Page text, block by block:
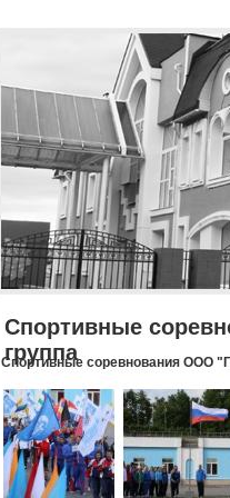
Спортивные
группа
Спортивные соревнования ООО